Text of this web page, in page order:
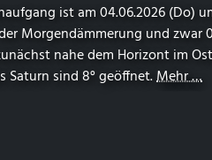
ist am 04.06.2026 (Do)
Morgendämmerung und
nahe dem Horizont im
Saturn sind 8° geöffnet.Mehr …